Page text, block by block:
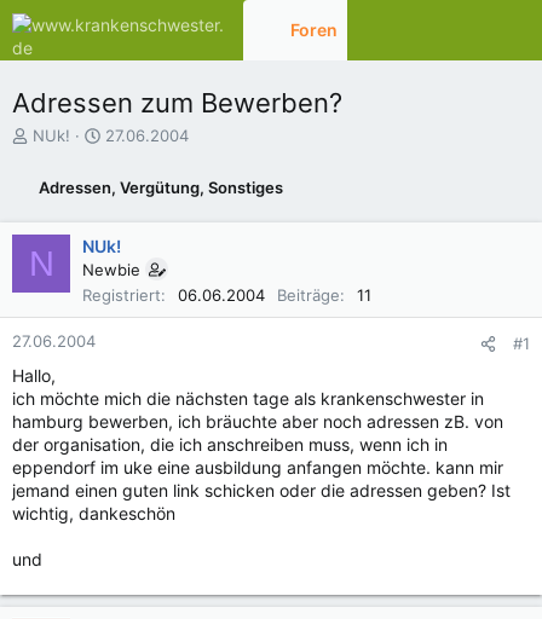
Foren
Adressen zum Bewerben?
E
e
NUk!
E
t
e
l
l
a
27.06.2004
Adressen, Vergütung, Sonstiges
N NUk!
Newbie
Registriert
06.06.2004 Beiträge 11
27.06.2004 #1
Hallo,
ich möchte mich die nächsten tage als krankenschwester in
hamburg bewerben, ich bräuchte aber noch adressen zB. von
der organisation, die ich anschreiben muss, wenn ich in
eppendorf im uke eine ausbildung anfangen möchte. kann mir
jemand einen guten link schicken oder die adressen geben? Ist
wichtig, dankeschön
und